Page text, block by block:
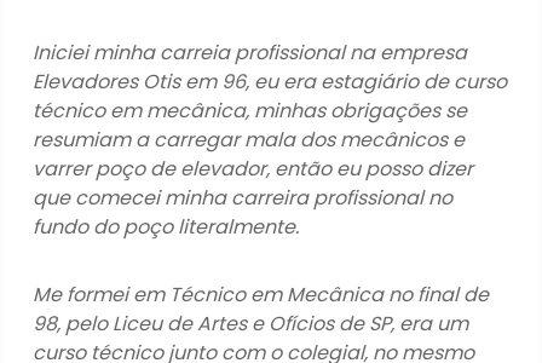
Iniciei minha carreia profissional na empresa
Elevadores Otis em 96, eu era estagiário de curso
técnico em mecânica, minhas obrigações se
resumiam a carregar mala dos mecânicos e
varrer poço de elevador, então eu posso dizer
que comecei minha carreira profissional no
fundo do poço literalmente.
Me formei em Técnico em Mecânica no final de
98, pelo Liceu de Artes e Ofícios de SP, era um
curso técnico junto com o colegial, no mesmo